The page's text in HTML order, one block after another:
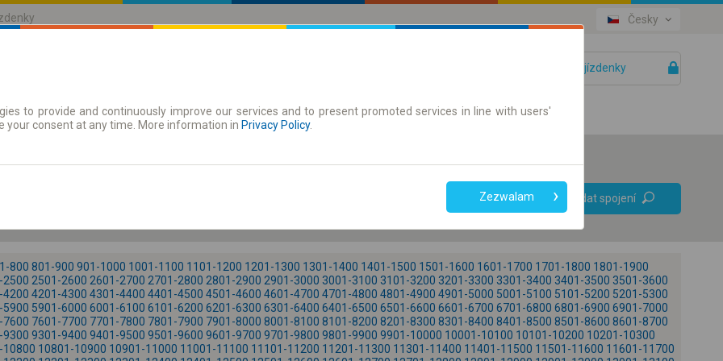
Česky
Vaše jízdenky
Časové jízdenky
Pouze jízdenky online
Vyhledat spojení
+
800 801-900 901-1000 1001-1100 1101-1200 1201-1300 1301-1400 1401-1500 1501-1600 1601-1700 1701-1800 1801-1900
2500 2501-2600 2601-2700 2701-2800 2801-2900 2901-3000 3001-3100 3101-3200 3201-3300 3301-3400 3401-3500 3501-3600
4200 4201-4300 4301-4400 4401-4500 4501-4600 4601-4700 4701-4800 4801-4900 4901-5000 5001-5100 5101-5200 5201-5300
5900 5901-6000 6001-6100 6101-6200 6201-6300 6301-6400 6401-6500 6501-6600 6601-6700 6701-6800 6801-6900 6901-7000
7600 7601-7700 7701-7800 7801-7900 7901-8000 8001-8100 8101-8200 8201-8300 8301-8400 8401-8500 8501-8600 8601-8700
9300 9301-9400 9401-9500 9501-9600 9601-9700 9701-9800 9801-9900 9901-10000 10001-10100 10101-10200 10201-10300
10800 10801-10900 10901-11000 11001-11100 11101-11200 11201-11300 11301-11400 11401-11500 11501-11600 11601-11700
to provide and continuously improve our services and to present promoted services in line with users'
your consent at any time. More information in Privacy Policy.
Zezwalam